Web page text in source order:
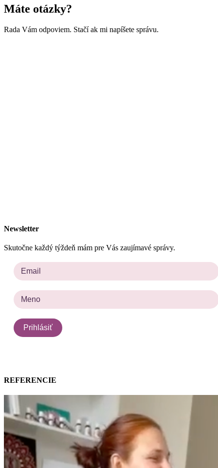
Máte otázky?
Rada Vám odpoviem. Stačí ak mi napíšete správu.
Newsletter
Skutočne každý týždeň mám pre Vás zaujímavé správy.
REFERENCIE